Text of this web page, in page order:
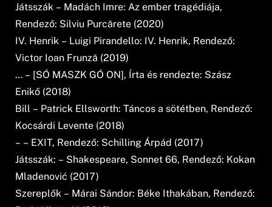
Játsszák – Madách Imre: Az ember tragédiája,
Rendező: Silviu Purcărete (2020)
IV. Henrik – Luigi Pirandello: IV. Henrik, Rendező:
Victor Ioan Frunză (2019)
… – [SÓ MASZK GÓ ON], Írta és rendezte: Szász
Enikő (2018)
Bill – Patrick Ellsworth: Táncos a sötétben, Rendező:
Kocsárdi Levente (2018)
– – EXIT, Rendező: Schilling Árpád (2017)
Játsszák: – Shakespeare, Sonnet 66, Rendező: Kokan
Mladenović (2017)
Szereplők – Márai Sándor: Béke Ithakában, Rendező: